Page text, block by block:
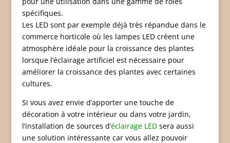
spécifiques.
Les LED sont par exemple déjà très répandue dans le
commerce horticole où les lampes LED créent une
atmosphère idéale pour la croissance des plantes
lorsque l’éclairage artificiel est nécessaire pour
améliorer la croissance des plantes avec certaines
cultures.
Si vous avez envie d’apporter une touche de
décoration à votre intérieur ou dans votre jardin,
l’installation de sources d’éclairage LEDsera aussi
une solution intéressante car vous allez pouvoir